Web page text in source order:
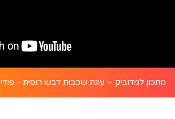
מתכון למדוביק – עוגת שכבות דבש רוסית - פודי